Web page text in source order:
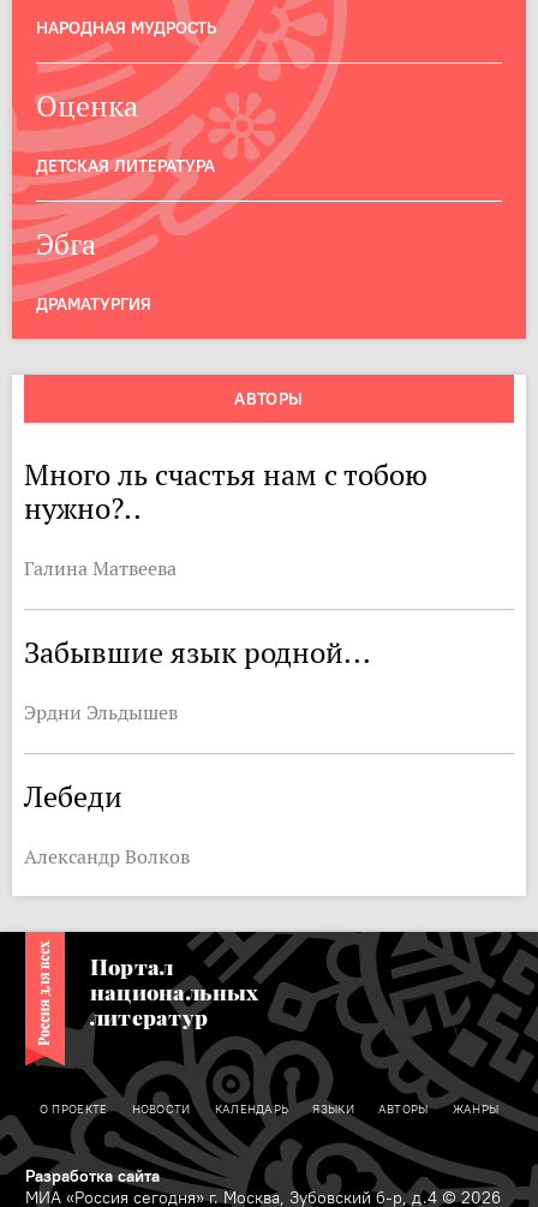
НАРОДНАЯ МУДРОСТЬ
Оценка
ДЕТСКАЯ ЛИТЕРАТУРА
Эбга
ДРАМАТУРГИЯ
АВТОРЫ
Много ль счастья нам с тобою
нужно?..
Галина Матвеева
Забывшие язык родной...
Эрдни Эльдышев
Лебеди
Александр Волков
Портал
национальных
литератур
О ПРОЕКТЕ НОВОСТИ КАЛЕНДАРЬ ЯЗЫКИ АВТОРЫ ЖАНРЫ
Разработка сайта
МИА «Россия сегодня» г. Москва, Зубовский б-р, д.4 © 2026